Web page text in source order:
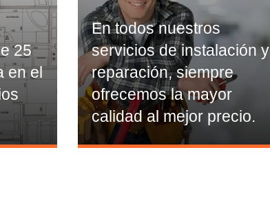
25
en el
En todos nuestros
servicios de instalación y
reparación, siempre
ofrecemos la mayor
calidad al mejor precio.